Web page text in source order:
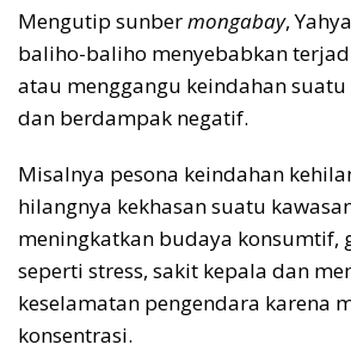
Mengutip sunbermongabay,
baliho-baliho menyebabkan
atau menggangu keindahan suatu
dan berdampak negatif.
Misalnya pesona keindahan
hilangnya kekhasan suatu
meningkatkan budaya konsumtif,
seperti stress, sakit kepala dan
keselamatan pengendara karena
konsentrasi.